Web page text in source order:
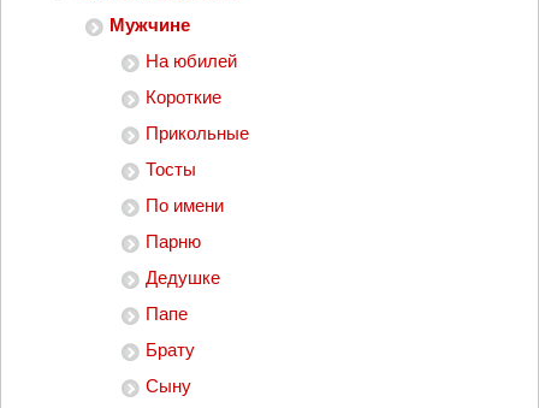
Мужчине
На юбилей
Короткие
Прикольные
Тосты
По имени
Парню
Дедушке
Папе
Брату
Сыну